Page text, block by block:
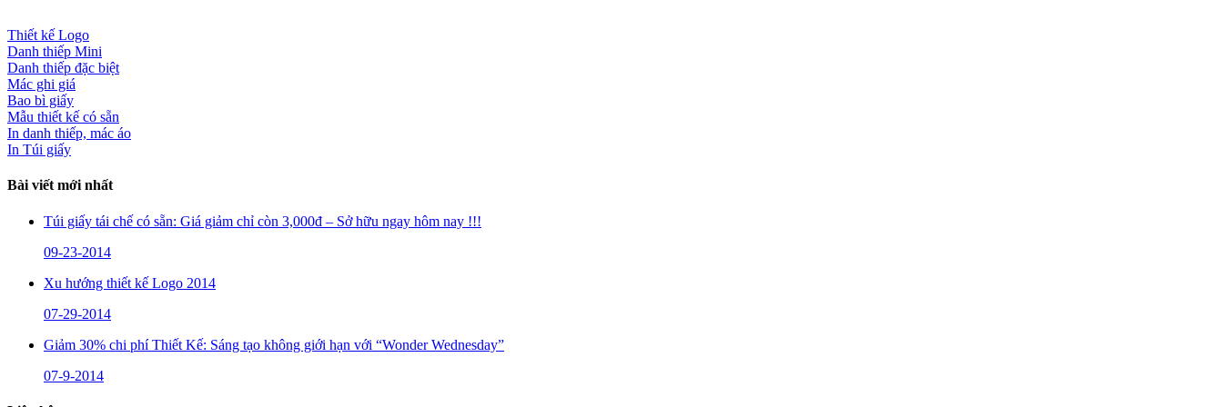
Thiết kế Logo
Danh thiếp Mini
Danh thiếp đặc biệt
Mác ghi giá
Bao bì giấy
Mẫu thiết kế có sẵn
In danh thiếp, mác áo
In Túi giấy
Bài viết mới nhất
Túi giấy tái chế có sẵn: Giá giảm chỉ còn 3,000đ – Sở hữu ngay hôm nay !!!
09-23-2014
Xu hướng thiết kế Logo 2014
07-29-2014
Giảm 30% chi phí Thiết Kế: Sáng tạo không giới hạn với “Wonder Wednesday”
07-9-2014